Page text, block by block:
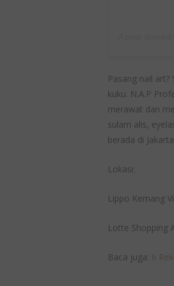
Pasang nail
kuku. N.A.P
merawat dan
sulam alis,
berada di
Lokasi:
Lippo Kemang
Lotte Shopping
Baca juga: 6